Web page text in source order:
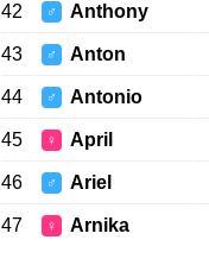
42 ♂ Anthony
43 ♂ Anton
44 ♂ Antonio
45 ♀ April
46 ♂ Ariel
47 ♀ Arnika